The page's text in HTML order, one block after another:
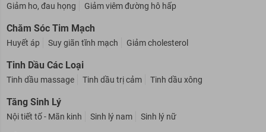
Giảm ho, đau họng Giảm viêm đường hô hấp
Chăm Sóc Tim Mạch
Huyết áp Suy giãn tĩnh mạch Giảm cholesterol
Tinh Dầu Các Loại
Tinh dầu massage Tinh dầu trị cảm Tinh dầu xông
Tăng Sinh Lý
Nội tiết tố - Mãn kinh Sinh lý nam Sinh lý nữ